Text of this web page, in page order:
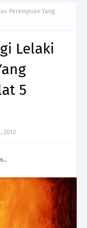
Perempuan Yang
Lelaki
5
2012